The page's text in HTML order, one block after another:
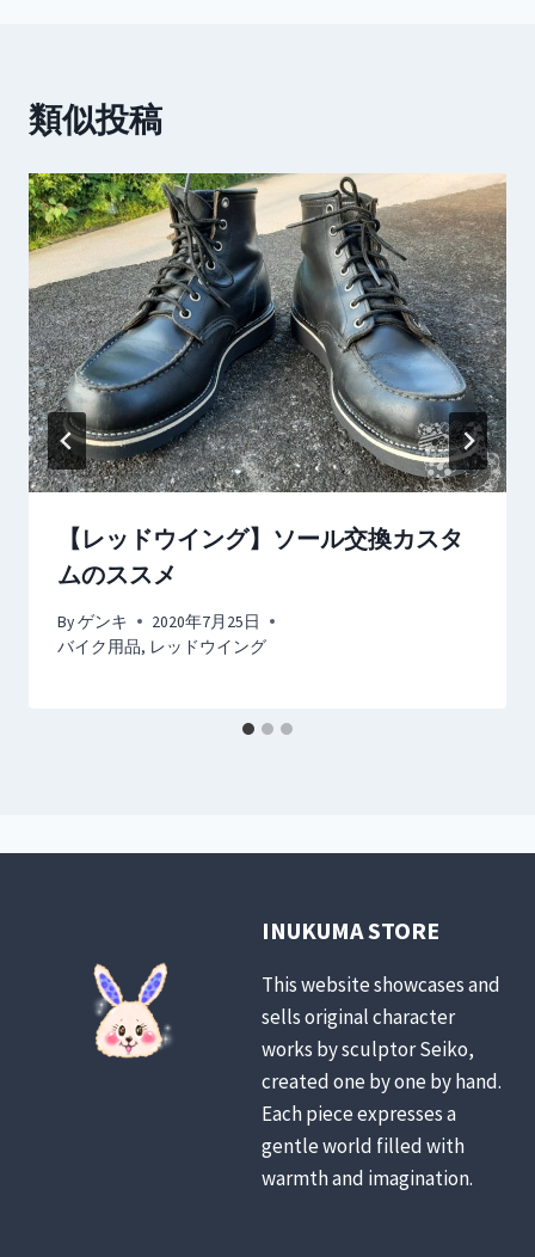
ー
ョ
ン
類似投稿
【レッドウイング】ソール交換カスタ
ムのススメ
Byゲンキ
2020年7月25日
バイク用品, レッドウイング
INUKUMA STORE
This website showcases and
sells original character
works by sculptor Seiko,
created one by one by hand.
Each piece expresses a
gentle world filled with
warmth and imagination.